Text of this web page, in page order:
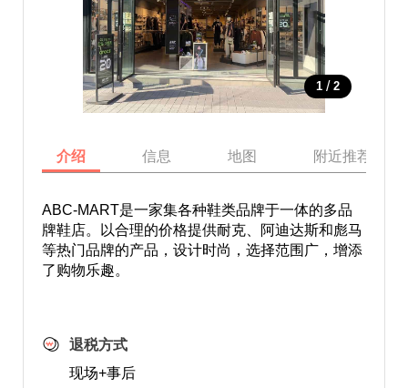
1 / 2
介绍 信息 地图 附近推荐景点
ABC-MART是一家集各种鞋类品牌于一体的多品
牌鞋店。以合理的价格提供耐克、阿迪达斯和彪马
等热门品牌的产品，设计时尚，选择范围广，增添
了购物乐趣。
退税方式
现场+事后